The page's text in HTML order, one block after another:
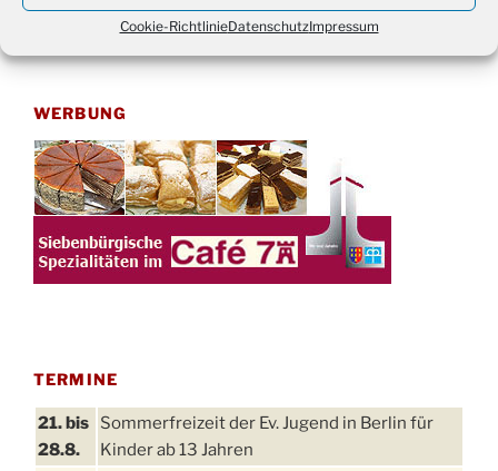
Cookie-RichtlinieDatenschutzImpressum
Suchen
WERBUNG
TERMINE
21. bis
28.8.
Sommerfreizeit der Ev. Jugend in Berlin für
Kinder ab 13 Jahren